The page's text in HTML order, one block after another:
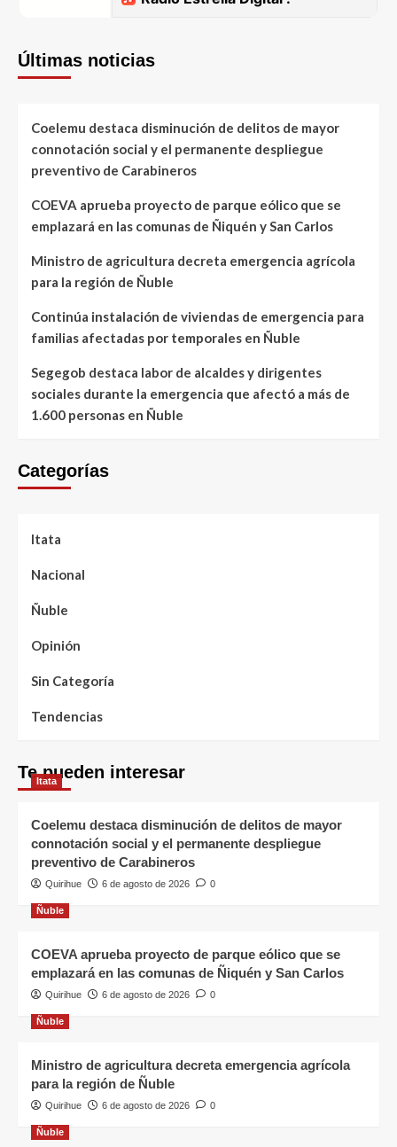
Últimas noticias
Coelemu destaca disminución de delitos de mayor
connotación social y el permanente despliegue
preventivo de Carabineros
COEVA aprueba proyecto de parque eólico que se
emplazará en las comunas de Ñiquén y San Carlos
Ministro de agricultura decreta emergencia agrícola
para la región de Ñuble
Continúa instalación de viviendas de emergencia para
familias afectadas por temporales en Ñuble
Segegob destaca labor de alcaldes y dirigentes
sociales durante la emergencia que afectó a más de
1.600 personas en Ñuble
Categorías
Itata
Nacional
Ñuble
Opinión
Sin Categoría
Tendencias
Te pueden interesar
Itata
Coelemu destaca disminución de delitos de mayor
connotación social y el permanente despliegue
preventivo de Carabineros
Quirihue 6 de agosto de 2026 0
Ñuble
COEVA aprueba proyecto de parque eólico que se
emplazará en las comunas de Ñiquén y San Carlos
Quirihue 6 de agosto de 2026 0
Ñuble
Ministro de agricultura decreta emergencia agrícola
para la región de Ñuble
Quirihue 6 de agosto de 2026 0
Ñuble